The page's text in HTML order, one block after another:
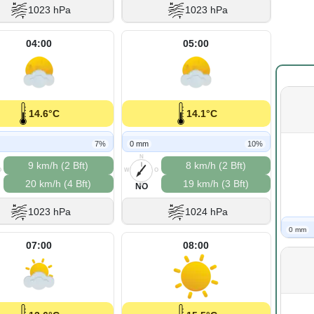
1023 hPa 1023 hPa
04:00
14.6°C
7%
9 km/h (2 Bft)
20 km/h (4 Bft)
1023 hPa
05:00
14.1°C
0 mm 10%
N
O
S
W
NO
8 km/h (2 Bft)
19 km/h (3 Bft)
1024 hPa
07:00 08:00
0 mm